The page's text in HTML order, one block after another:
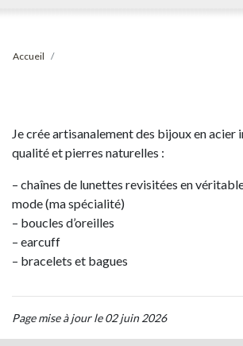
Accueil
Je crée artisanalement des bijoux en acier
qualité et pierres naturelles :
– chaînes de lunettes revisitées en
mode (ma spécialité)
– boucles d’oreilles
– earcuff
– bracelets et bagues
Page mise à jour le 02 juin 2026